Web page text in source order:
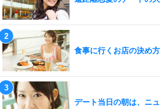
食事に行くお店の決め方
デート当日の朝は、ニ